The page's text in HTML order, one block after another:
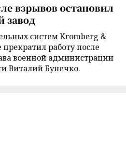
взрывов остановил
завод
систем Kromberg &
работу после
военной администрации
Виталий Бунечко.